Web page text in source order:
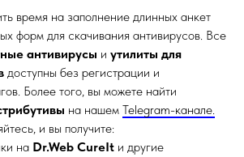
время на заполнение длинных анкет
форм для скачивания антивирусов. Все
антивирусы и утилиты для
доступны без регистрации и
Более того, вы можете найти
на нашем Telegram-канале.
и вы получите:
на Dr.Web CureIt и другие